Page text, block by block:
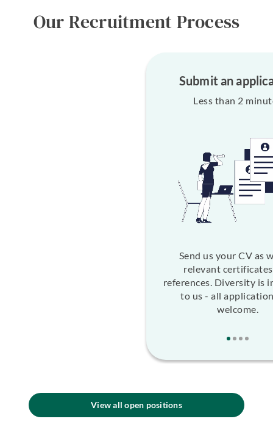
Our Recruitment Process
Submit an
Less than 2
Send us your CV as
relevant
references. Diversity is
to us - all
welcome.
View all open positions